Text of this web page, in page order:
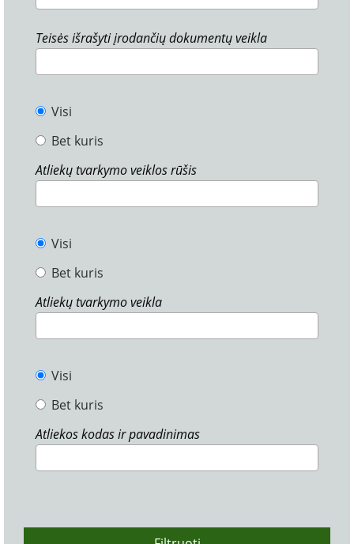
Teisės išrašyti įrodančių dokumentų veikla
Visi
Bet kuris
Atliekų tvarkymo veiklos rūšis
Visi
Bet kuris
Atliekų tvarkymo veikla
Visi
Bet kuris
Atliekos kodas ir pavadinimas